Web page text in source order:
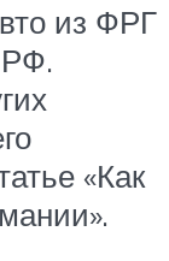
из ФРГ
РФ.
«Как